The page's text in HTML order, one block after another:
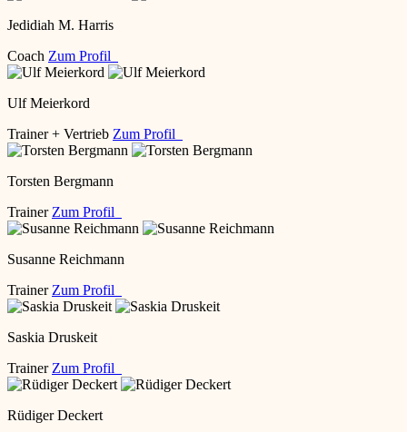
Jedidiah M. Harris
Coach Zum Profil
Ulf Meierkord
Trainer + Vertrieb Zum Profil
Torsten Bergmann
Trainer Zum Profil
Susanne Reichmann
Trainer Zum Profil
Saskia Druskeit
Trainer Zum Profil
Rüdiger Deckert